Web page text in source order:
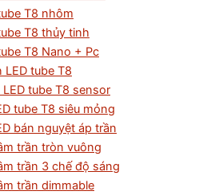
T8 nhôm
T8 thủy tinh
T8 Nano + Pc
LED tube T8
tube T8 sensor
tube T8 siêu mỏng
bán nguyệt áp trần
trần tròn vuông
trần 3 chế độ sáng
trần dimmable